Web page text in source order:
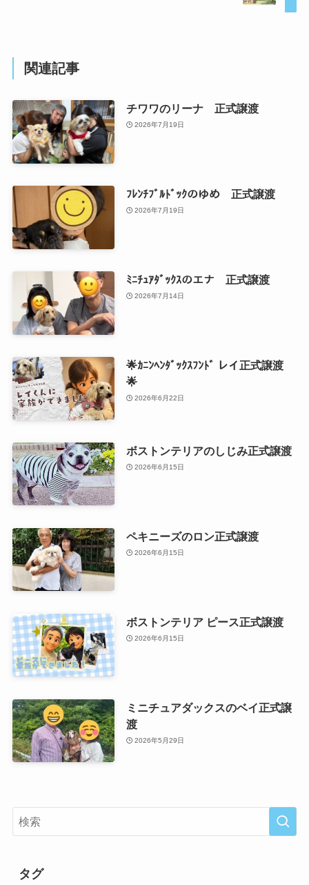
関連記事
チワワのリーナ 正式譲渡
2026年7月19日
ﾌﾚﾝﾁﾌﾞﾙﾄﾞｯｸのゆめ 正式譲渡
2026年7月19日
ﾐﾆﾁｭｱﾀﾞｯｸｽのエナ 正式譲渡
2026年7月14日
🌟ｶﾆﾝﾍﾝﾀﾞｯｸｽﾌﾝﾄﾞ レイ正式譲渡
🌟
2026年6月22日
ボストンテリアのしじみ正式譲渡
2026年6月15日
ペキニーズのロン正式譲渡
2026年6月15日
ボストンテリア ピース正式譲渡
2026年6月15日
ミニチュアダックスのベイ正式譲
渡
2026年5月29日
タグ